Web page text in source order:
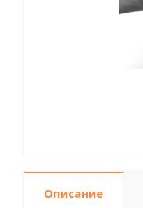
Описание